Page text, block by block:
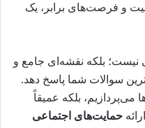
و فرصت‌های برابر، یک
نیست؛ بلکه نقشه‌ای جامع و
سوالات شما پاسخ دهد.
می‌پردازیم، بلکه عمیقاً
حمایت‌های اجتماعی